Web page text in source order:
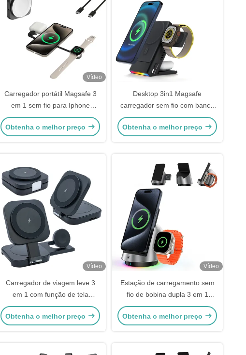
Vídeo
Carregador portátil Magsafe 3
em 1 sem fio para Iphone
relógio e fones de ouvido
Obtenha o melhor preço
Desktop 3in1 Magsafe
carregador sem fio com banco
de energia e design de relógio
oculto
Obtenha o melhor preço
Vídeo
Carregador de viagem leve 3
em 1 com função de tela
horizontal e vertical
Obtenha o melhor preço
Vídeo
Estação de carregamento sem
fio de bobina dupla 3 em 1
Carregador sem fio de desktop
oculto
Obtenha o melhor preço